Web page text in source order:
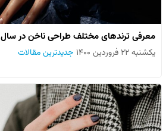
معرفی ترندهای مختلف طراحی ناخن در سال ۲۰۲۱
یکشنبه ۲۲ فروردین ۱۴۰۰ جدیدترین مقالات